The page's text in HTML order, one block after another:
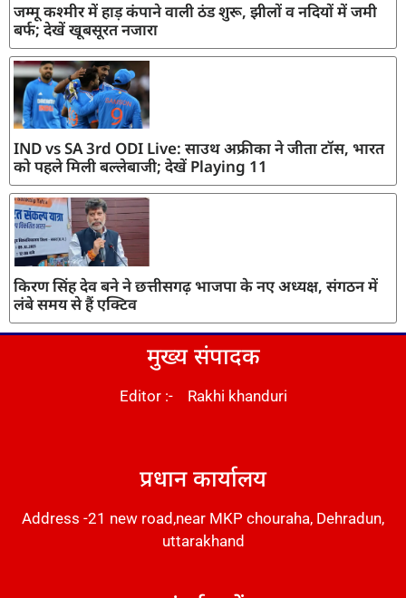
जम्मू कश्मीर में हाड़ कंपाने वाली ठंड शुरू, झीलों व नदियों में जमी
बर्फ; देखें खूबसूरत नजारा
IND vs SA 3rd ODI Live: साउथ अफ्रीका ने जीता टॉस, भारत
को पहले मिली बल्लेबाजी; देखें Playing 11
किरण सिंह देव बने ने छत्तीसगढ़ भाजपा के नए अध्यक्ष, संगठन में
लंबे समय से हैं एक्टिव
मुख्य संपादक
Editor :- Rakhi khanduri
प्रधान कार्यालय
Address -21 new road,near MKP chouraha, Dehradun,
uttarakhand